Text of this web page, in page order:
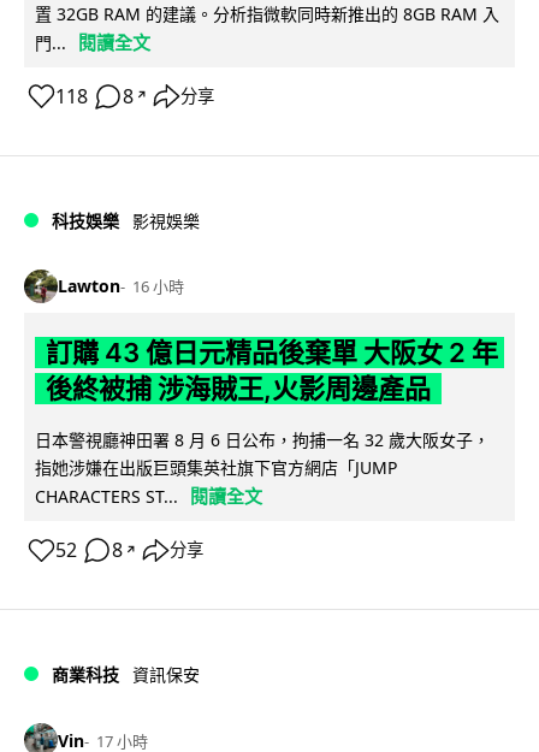
置 32GB RAM 的建議。分析指微軟同時新推出的 8GB RAM 入
門...
閱讀全文
118 8 ↗ 分享
科技娛樂 影視娛樂
Lawton 16 小時
訂購 43 億日元精品後棄單 大阪女 2 年
後終被捕 涉海賊王,火影周邊產品
日本警視廳神田署 8 月 6 日公布，拘捕一名 32 歲大阪女子，
指她涉嫌在出版巨頭集英社旗下官方網店「JUMP
CHARACTERS ST...
閱讀全文
52 8 ↗ 分享
商業科技 資訊保安
Vin 17 小時